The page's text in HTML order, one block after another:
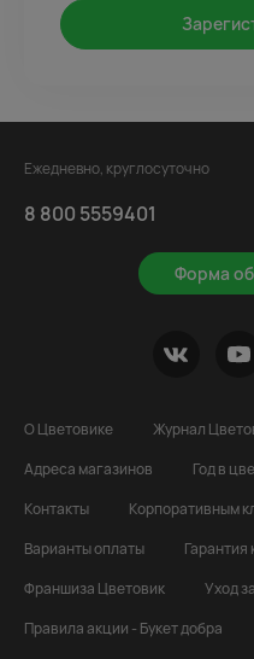
Ежедневно, круглосуточно
8 800 5559401
Форма
О Цветовике Журнал
Адреса магазинов
Год в
Контакты
Корпоративным
Варианты оплаты
Гарантия
Франшиза Цветовик
Уход
Правила акции - Букет добра